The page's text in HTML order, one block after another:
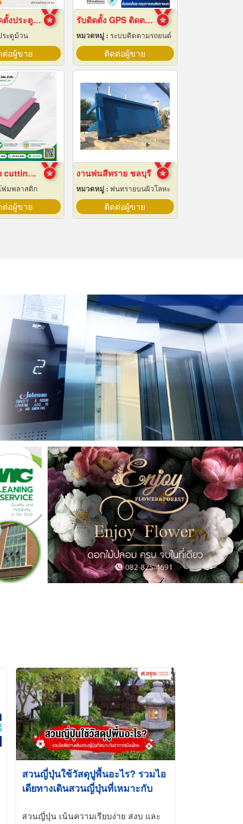
รับเหมาติดตั้งประตูไฮสปีดดอร์
ระตูม้วน
ต่อผู้ขาย
รับติดตั้ง GPS ติดตามรถบรรทุก
หมวดหมู่ : ระบบติดตามรถยนต์
ติดต่อผู้ขาย
Epe foam cutting Pad
ฟมพลาสติก
ต่อผู้ขาย
งานพ่นสีทราย ชลบุรี
หมวดหมู่ : พ่นทรายบนผิวโลหะ
ติดต่อผู้ขาย
สวนญี่ปุ่นใช้วัสดุปูพื้นอะไร? รวมไอ
เดียทางเดินสวนญี่ปุ่นที่เหมาะกับ
สวนญี่ปุ่น เน้นความเรียบง่าย สงบ และ